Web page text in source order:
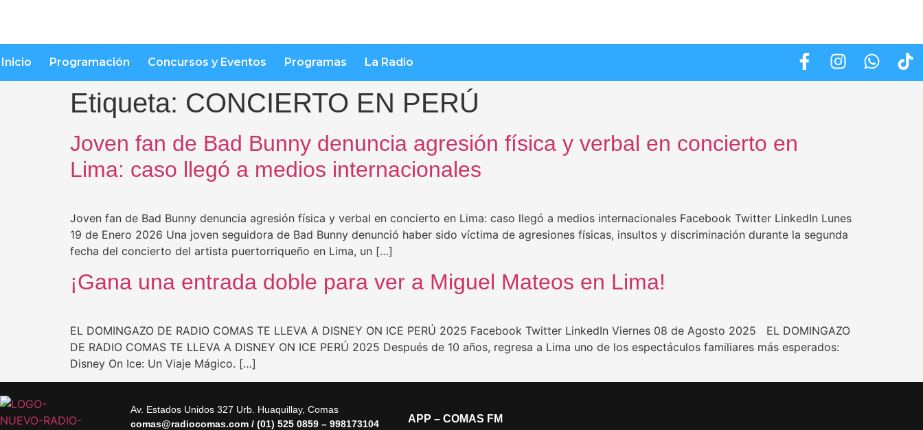
Inicio Programación Concursos y Eventos Programas La Radio
Etiqueta: CONCIERTO EN PERÚ
Joven fan de Bad Bunny denuncia agresión física y verbal en concierto en
Lima: caso llegó a medios internacionales
Joven fan de Bad Bunny denuncia agresión física y verbal en concierto en Lima: caso llegó a medios internacionales Facebook Twitter LinkedIn Lunes
19 de Enero 2026 Una joven seguidora de Bad Bunny denunció haber sido víctima de agresiones físicas, insultos y discriminación durante la segunda
fecha del concierto del artista puertorriqueño en Lima, un […]
¡Gana una entrada doble para ver a Miguel Mateos en Lima!
EL DOMINGAZO DE RADIO COMAS TE LLEVA A DISNEY ON ICE PERÚ 2025 Facebook Twitter LinkedIn Viernes 08 de Agosto 2025 EL DOMINGAZO
DE RADIO COMAS TE LLEVA A DISNEY ON ICE PERÚ 2025 Después de 10 años, regresa a Lima uno de los espectáculos familiares más esperados:
Disney On Ice: Un Viaje Mágico. […]
Av. Estados Unidos 327 Urb. Huaquillay, Comas
comas@radiocomas.com / (01) 525 0859 – 998173104
APP – COMAS FM